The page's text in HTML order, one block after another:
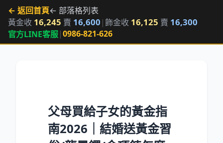
← 返回首頁← 部落格列表
黃金收 16,245 賣 16,600 |飾金收 16,125 賣 16,300
官方LINE客服|0986-821-626
父母買給子女的黃金指
南2026｜結婚送黃金習